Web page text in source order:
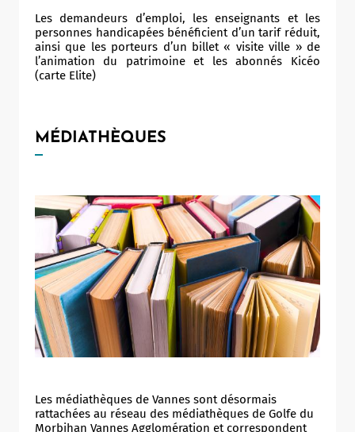
Les demandeurs d’emploi, les enseignants et les
personnes handicapées bénéficient d’un tarif réduit,
ainsi que les porteurs d’un billet « visite ville » de
l’animation du patrimoine et les abonnés Kicéo
(carte Elite)
MÉDIATHÈQUES
Les médiathèques de Vannes sont désormais
rattachées au réseau des médiathèques de Golfe du
Morbihan Vannes Agglomération et correspondent